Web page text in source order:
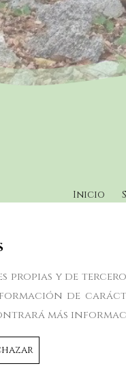
Inicio
propias y de
de
más